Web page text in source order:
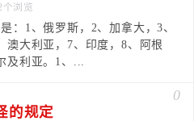
个浏览
：1、俄罗斯，2、加拿大，3、
澳大利亚，7、印度，8、阿根
及利亚。1、...
0
的规定